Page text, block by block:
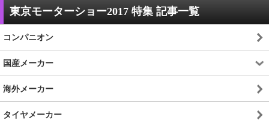
東京モーターショー2017 特集 記事一覧
コンパニオン
国産メーカー
海外メーカー
タイヤメーカー